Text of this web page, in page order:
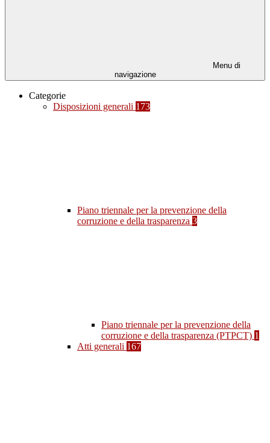
Menu di
navigazione
Categorie
Disposizioni generali 173
Piano triennale per la prevenzione della
corruzione e della trasparenza 3
Piano triennale per la prevenzione della
corruzione e della trasparenza (PTPCT) 1
Atti generali 167